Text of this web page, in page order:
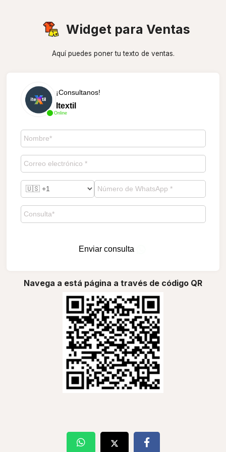
Widget para Ventas
Aquí puedes poner tu texto de ventas.
Online
¡Consultanos!
Itextil
Enviar consulta
Navega a está página a través de código QR